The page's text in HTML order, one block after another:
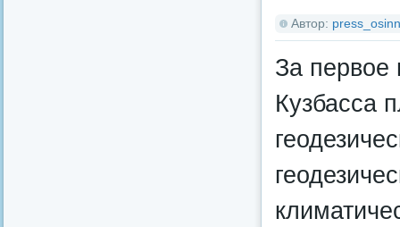
Автор:
За первое
Кузбасса